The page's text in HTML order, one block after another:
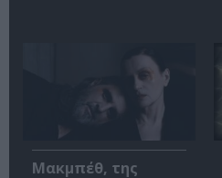
Μακμπέθ, της